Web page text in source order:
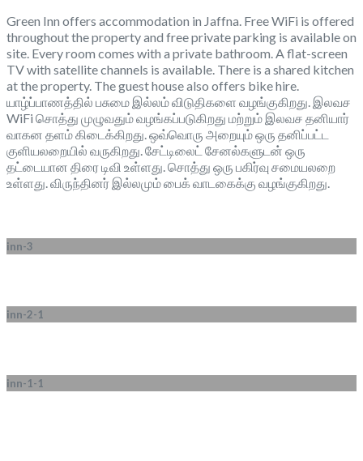
Green Inn offers accommodation in Jaffna. Free WiFi is offered
throughout the property and free private parking is available on
site. Every room comes with a private bathroom. A flat-screen
TV with satellite channels is available. There is a shared kitchen
at the property. The guest house also offers bike hire.
யாழ்ப்பாணத்தில் பசுமை இல்லம் விடுதிகளை வழங்குகிறது. இலவச
WiFi சொத்து முழுவதும் வழங்கப்படுகிறது மற்றும் இலவச தனியார்
வாகன தளம் கிடைக்கிறது. ஒவ்வொரு அறையும் ஒரு தனிப்பட்ட
குளியலறையில் வருகிறது. சேட்டிலைட் சேனல்களுடன் ஒரு
தட்டையான திரை டிவி உள்ளது. சொத்து ஒரு பகிர்வு சமையலறை
உள்ளது. விருந்தினர் இல்லமும் பைக் வாடகைக்கு வழங்குகிறது.
inn-3
inn-2-1
inn-1-1